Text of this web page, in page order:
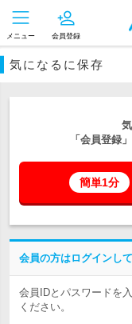
メニュー 会員登録
気になるに保存
「会員登録
簡単1分
会員の方はログインし
会員IDとパスワードを
ください。